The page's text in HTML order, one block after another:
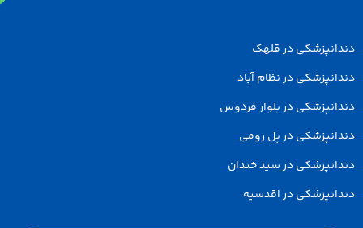
در قلهک
در نظام آباد
در بلوار فردوس
در پل رومی
در سید خندان
در اقدسیه